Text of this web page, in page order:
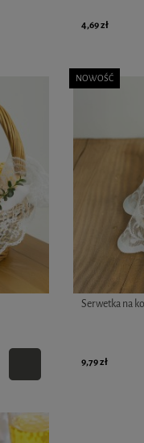
4,69 zł
Serwetka na
9,79 zł
NOWOŚĆ